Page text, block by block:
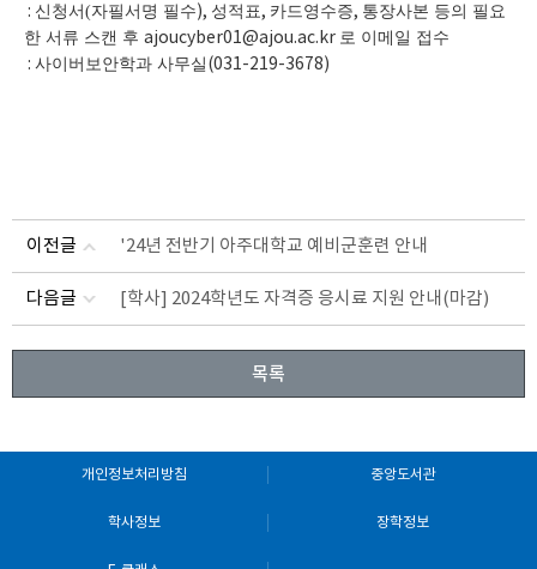
: 신청서 (자필서명 필수), 성적표, 카드영수증, 통장사본 등의 필요
한 서류 스캔 후 ajoucyber01@ajou.ac.kr 로 이메일 접수
: 사이버보안학과 사무실 (031-219-3678)
이전글 '24년 전반기 아주대학교 예비군훈련 안내
다음글 [학사] 2024학년도 자격증 응시료 지원 안내(마감)
목록
개인정보처리방침 중앙도서관
학사정보 장학정보